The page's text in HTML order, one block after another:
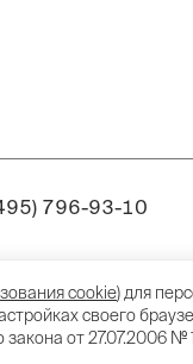
796-93-10
cookie) для
своего
от 27.07.2006